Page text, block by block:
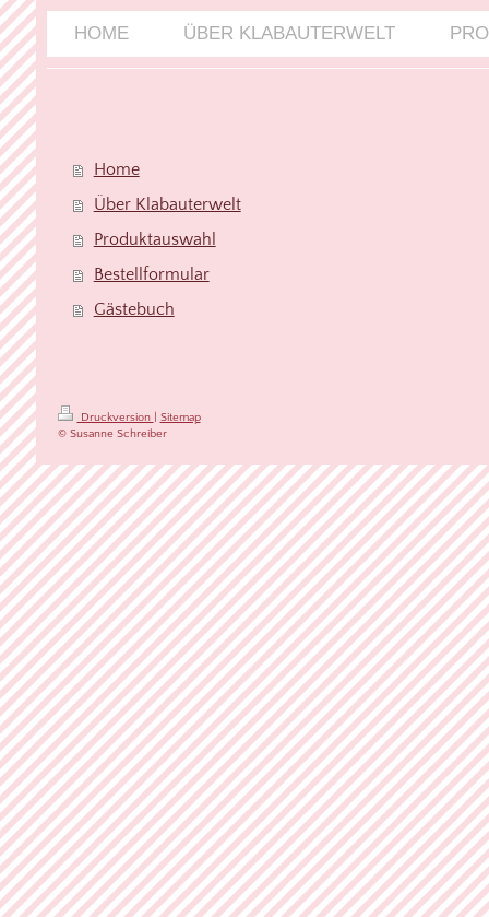
HOME ÜBER KLABAUTERWELT
Home
Über Klabauterwelt
Produktauswahl
Bestellformular
Gästebuch
Druckversion
Sitemap
© Susanne Schreiber